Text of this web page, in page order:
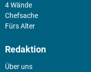
4 Wände
Chefsache
Fürs Alter
Redaktion
Über uns